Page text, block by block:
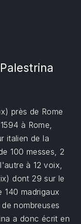
près de Rome
à Rome,
italien de la
100 messes, 2
à 12 voix,
dont 29 sur le
140 madrigaux
nombreuses
a donc écrit en